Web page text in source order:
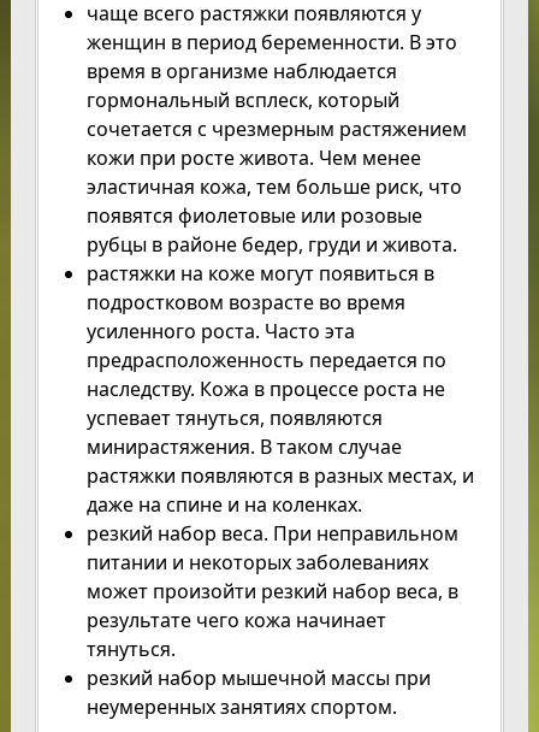
чаще всего растяжки появляются у
женщин в период беременности. В это
время в организме наблюдается
гормональный всплеск, который
сочетается с чрезмерным растяжением
кожи при росте живота. Чем менее
эластичная кожа, тем больше риск, что
появятся фиолетовые или розовые
рубцы в районе бедер, груди и живота.
растяжки на коже могут появиться в
подростковом возрасте во время
усиленного роста. Часто эта
предрасположенность передается по
наследству. Кожа в процессе роста не
успевает тянуться, появляются
минирастяжения. В таком случае
растяжки появляются в разных местах, и
даже на спине и на коленках.
резкий набор веса. При неправильном
питании и некоторых заболеваниях
может произойти резкий набор веса, в
результате чего кожа начинает
тянуться.
резкий набор мышечной массы при
неумеренных занятиях спортом.